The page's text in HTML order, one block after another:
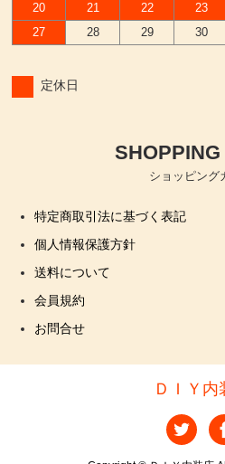
20
21 22 23
27
28 29 30
定休日
ショッピング
特定商取引法に基づく表記
個人情報保護方針
送料について
会員規約
お問合せ
ＤＩＹ内